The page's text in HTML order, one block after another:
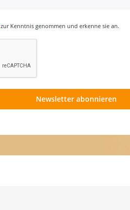
zur Kenntnis genommen und erkenne sie an.
Newsletter abonnieren